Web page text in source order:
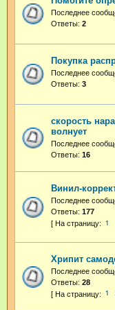
Последнее
Ответы: 2
Покупка
Последнее
Ответы: 3
скорость
волнует
Последнее
Ответы: 16
Винил-
Последнее
Ответы: 177
1
Хрипит
Последнее
Ответы: 28
1